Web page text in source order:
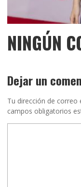
NINGÚN
Dejar un
Tu dirección de correo
campos obligatorios